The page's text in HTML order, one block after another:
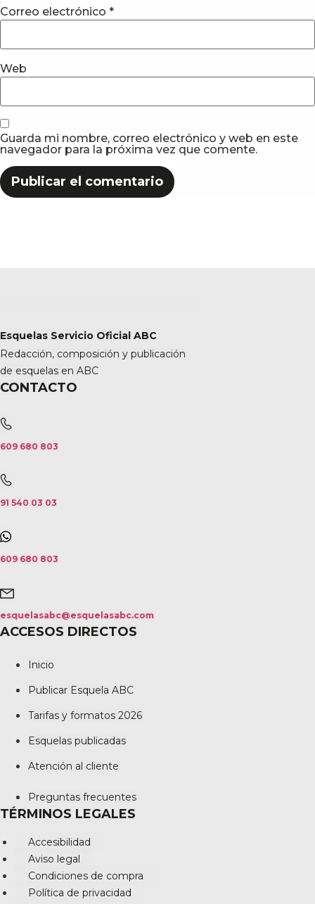
Correo electrónico *
Web
Guarda mi nombre, correo electrónico y web en este
navegador para la próxima vez que comente.
Esquelas Servicio Oficial ABC
Redacción, composición y publicación
de esquelas en ABC
CONTACTO
609 680 803
91 540 03 03
609 680 803
esquelasabc@esquelasabc.com
ACCESOS DIRECTOS
Inicio
Publicar Esquela ABC
Tarifas y formatos 2026
Esquelas publicadas
Atención al cliente
Preguntas frecuentes
TÉRMINOS LEGALES
Accesibilidad
Aviso legal
Condiciones de compra
Política de privacidad